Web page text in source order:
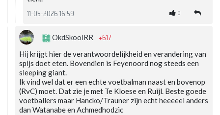
11-05-2026 16:59 0
OkdSkoolRR +617
Hij krijgt hier de verantwoordelijkheid en verandering van
spijs doet eten. Bovendien is Feyenoord nog steeds een
sleeping giant.
Ik vind wel dat er een echte voetbalman naast en bovenop
(RvC) moet. Dat zie je met Te Kloese en Ruijl. Beste goede
voetballers maar Hancko/Trauner zijn echt heeeeel anders
dan Watanabe en Achmedhodzic